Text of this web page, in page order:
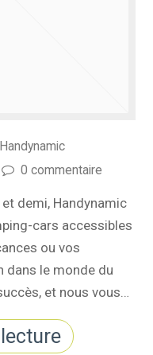
0 commentaire
demi, Handynamic
cars accessibles
ou vos
dans le monde du
et nous vous…